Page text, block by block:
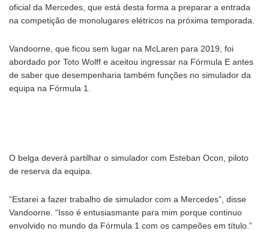
oficial da Mercedes, que está desta forma a preparar a entrada
na competição de monolugares elétricos na próxima temporada.
Vandoorne, que ficou sem lugar na McLaren para 2019, foi
abordado por Toto Wolff e aceitou ingressar na Fórmula E antes
de saber que desempenharia também funções no simulador da
equipa na Fórmula 1.
O belga deverá partilhar o simulador com Esteban Ocon, piloto
de reserva da equipa.
“Estarei a fazer trabalho de simulador com a Mercedes”, disse
Vandoorne. “Isso é entusiasmante para mim porque continuo
envolvido no mundo da Fórmula 1 com os campeões em título.”